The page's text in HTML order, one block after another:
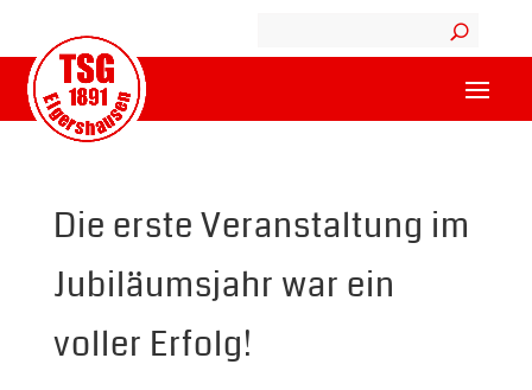
Die erste Veranstaltung im
Jubiläumsjahr war ein
voller Erfolg!